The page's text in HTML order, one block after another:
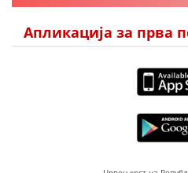
Апликација за прва